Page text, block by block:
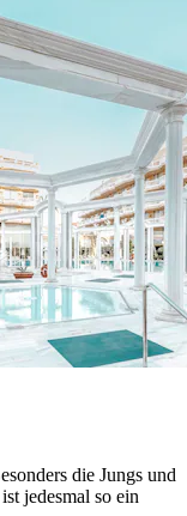
die Jungs und
jedesmal so ein